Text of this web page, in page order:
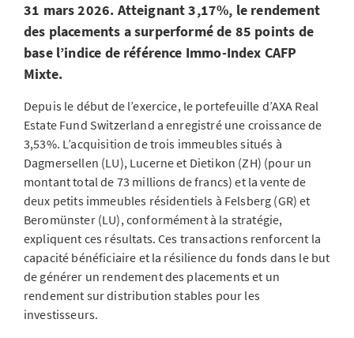
31 mars 2026. Atteignant 3,17%, le rendement
des placements a surperformé de 85 points de
base l’indice de référence Immo-Index CAFP
Mixte.
Depuis le début de l’exercice, le portefeuille d’AXA Real
Estate Fund Switzerland a enregistré une croissance de
3,53%. L’acquisition de trois immeubles situés à
Dagmersellen (LU), Lucerne et Dietikon (ZH) (pour un
montant total de 73 millions de francs) et la vente de
deux petits immeubles résidentiels à Felsberg (GR) et
Beromünster (LU), conformément à la stratégie,
expliquent ces résultats. Ces transactions renforcent la
capacité bénéficiaire et la résilience du fonds dans le but
de générer un rendement des placements et un
rendement sur distribution stables pour les
investisseurs.